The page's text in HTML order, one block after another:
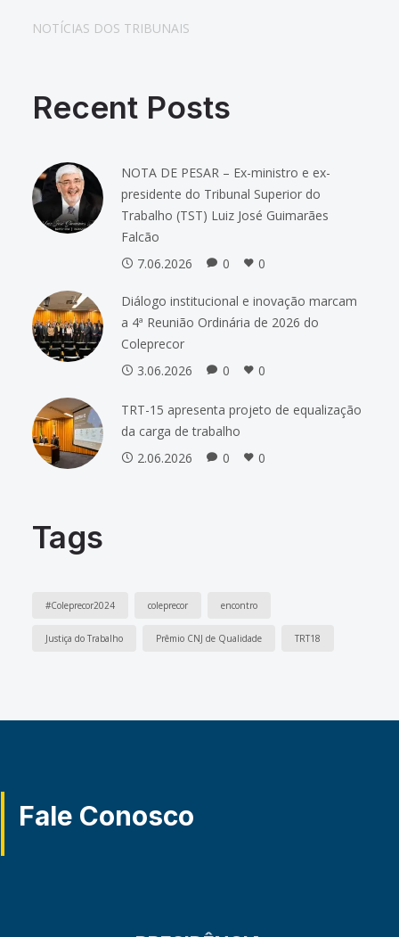
NOTÍCIAS DOS TRIBUNAIS
Recent Posts
NOTA DE PESAR – Ex-ministro e ex-
presidente do Tribunal Superior do
Trabalho (TST) Luiz José Guimarães
Falcão
7.06.2026
0 0
Diálogo institucional e inovação marcam
a 4ª Reunião Ordinária de 2026 do
Coleprecor
3.06.2026
0 0
TRT-15 apresenta projeto de equalização
da carga de trabalho
2.06.2026
0 0
Tags
#Coleprecor2024 coleprecor encontro
Justiça do Trabalho Prêmio CNJ de Qualidade TRT18
Fale Conosco